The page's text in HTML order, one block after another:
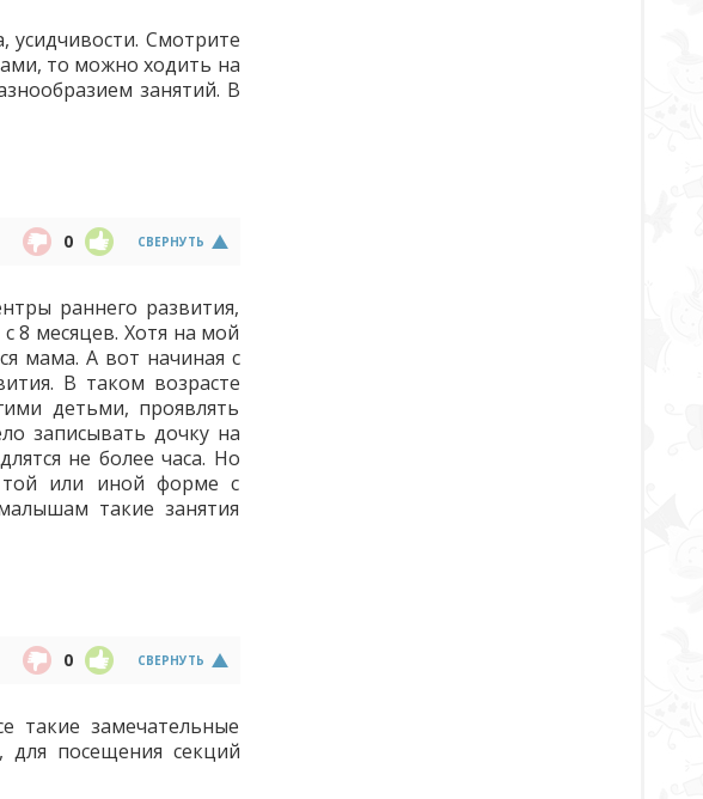
усидчивости. Смотрите
то можно ходить на
занятий. В
СВЕРНУТЬ
0
раннего развития,
8 месяцев. Хотя на мой
мама. А вот начиная с
В таком возрасте
детьми, проявлять
записывать дочку на
не более часа. Но
той или иной форме с
такие занятия
СВЕРНУТЬ
0
такие замечательные
посещения секций